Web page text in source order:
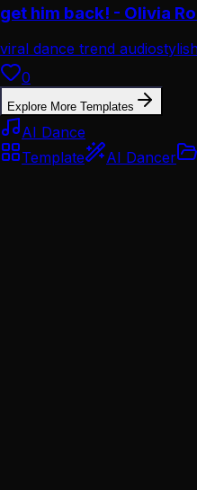
get him back! - Olivia
viral dance trend audio
0
Explore More Templates
AI Dance
Template
AI Dancer